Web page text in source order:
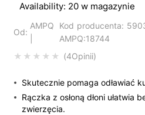
4Opinii
Availability: 20 w magazynie
Od:
AMPQ
Kod producenta:
AMPQ:18744
Skutecznie pomaga odławiać
Rączka z osłoną dłoni ułatwia
zwierzęcia.